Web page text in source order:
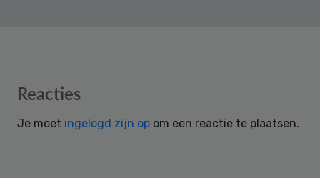
Reader
Reacties
Je moet ingelogd zijn op om een reactie te plaatsen.